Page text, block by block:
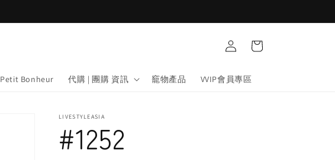
Petit Bonheur 代購 | 團購 資訊 竉物產品 VVIP會員專區
Log
in
Cart
LIVESTYLEASIA
#1252